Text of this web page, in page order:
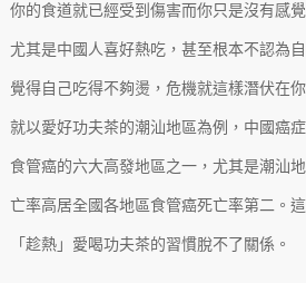
你的食道就已經受到傷害而你只是沒有感覺
尤其是中國人喜好熱吃，甚至根本不認為
覺得自己吃得不夠燙，危機就這樣潛伏在你
就以愛好功夫茶的潮汕地區為例，中國癌
食管癌的六大高發地區之一，尤其是潮汕
亡率高居全國各地區食管癌死亡率第二。
「趁熱」愛喝功夫茶的習慣脫不了關係。